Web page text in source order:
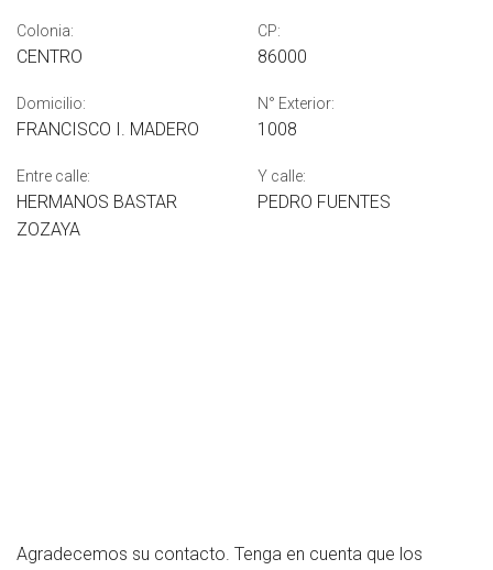
Colonia:
CENTRO
CP:
86000
Domicilio:
FRANCISCO I. MADERO
N° Exterior:
1008
Entre calle:
HERMANOS BASTAR
ZOZAYA
Y calle:
PEDRO FUENTES
Agradecemos su contacto. Tenga en cuenta que los